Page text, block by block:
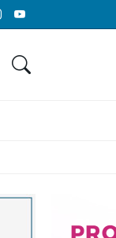
Youtube